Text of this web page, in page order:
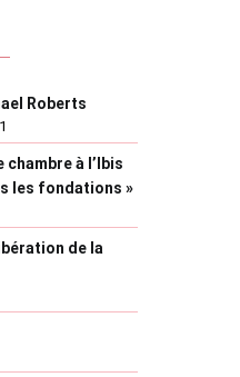
Roberts
à l’Ibis
les fondations »
de la